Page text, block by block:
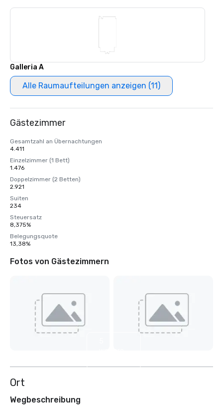
Galleria A
Alle Raumaufteilungen anzeigen (11)
Gästezimmer
Gesamtzahl an Übernachtungen
4.411
Einzelzimmer (1 Bett)
1.476
Doppelzimmer (2 Betten)
2.921
Suiten
234
Steuersatz
8,375%
Belegungsquote
13,38%
Fotos von Gästezimmern
Ort
Wegbeschreibung